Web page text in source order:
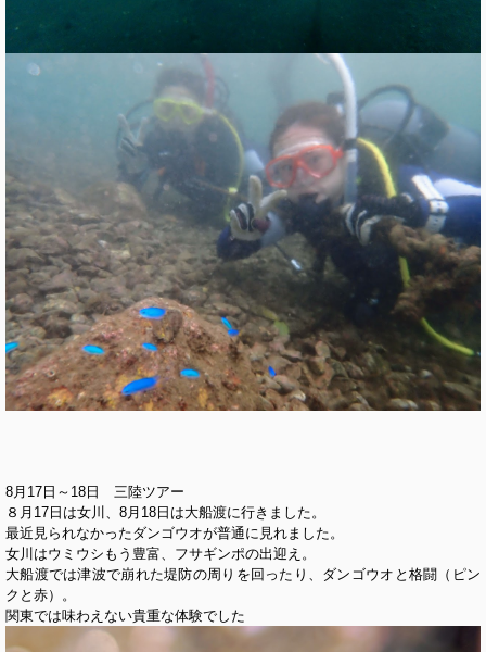
8月17日～18日 三陸ツアー
８月17日は女川、8月18日は大船渡に行きました。
最近見られなかったダンゴウオが普通に見れました。
女川はウミウシもう豊富、フサギンポの出迎え。
大船渡では津波で崩れた堤防の周りを回ったり、ダンゴウオと格闘（ピン
クと赤）。
関東では味わえない貴重な体験でした